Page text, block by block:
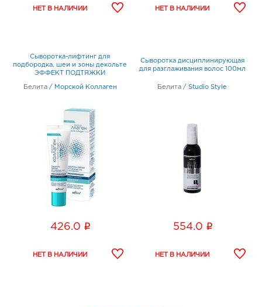
Сыворотка-лифтинг для
подбородка, шеи и зоны декольте
ЭФФЕКТ ПОДТЯЖКИ
Белита / Морской Коллаген
426.0 i
Сыворотка дисциплинирующая
для разглаживания волос 100мл
Белита / Studio Style
554.0 i